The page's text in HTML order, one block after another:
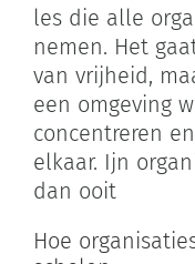
les die alle
nemen. Het
van vrijheid,
een omgeving
concentreren
elkaar. Ijn
dan ooit
Hoe